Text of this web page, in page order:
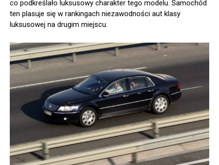
co podkreślało luksusowy charakter tego modelu. Samochód
ten plasuje się w rankingach niezawodności aut klasy
luksusowej na drugim miejscu.